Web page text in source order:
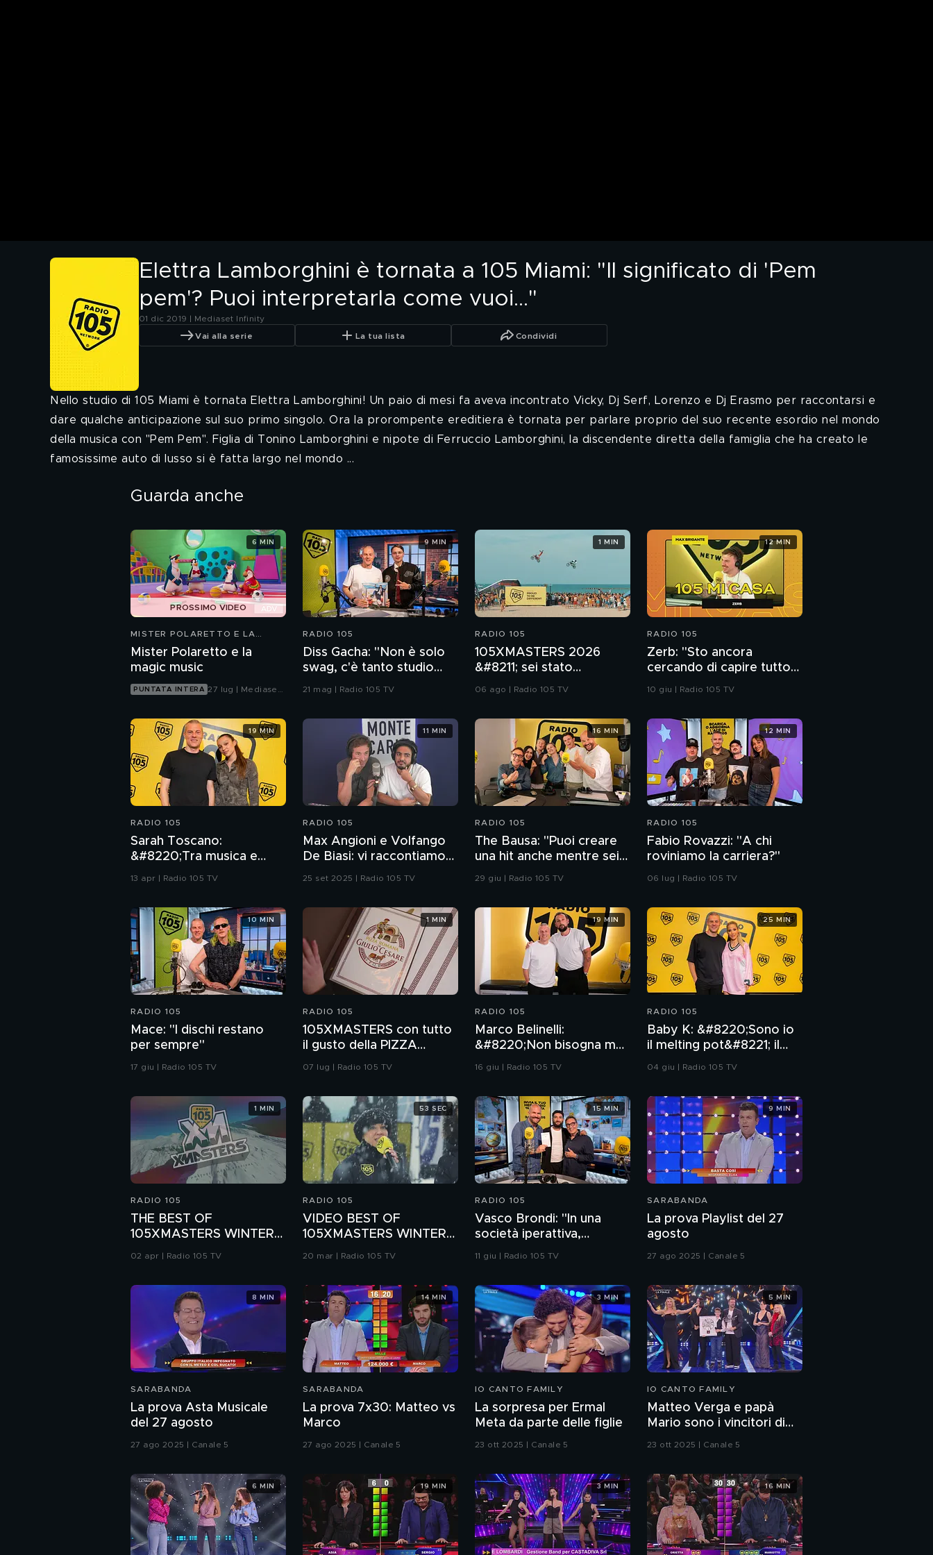
Elettra Lamborghini è tornata a 105 Miami: "Il significato di 'Pem
pem'? Puoi interpretarla come vuoi..."
01 dic 2019 | Mediaset Infinity
Vai alla serie La tua lista Condividi
Nello studio di 105 Miami è tornata Elettra Lamborghini! Un paio di mesi fa aveva incontrato Vicky, Dj Serf, Lorenzo e Dj Erasmo per raccontarsi e
dare qualche anticipazione sul suo primo singolo. Ora la prorompente ereditiera è tornata per parlare proprio del suo recente esordio nel mondo
della musica con "Pem Pem". Figlia di Tonino Lamborghini e nipote di Ferruccio Lamborghini, la discendente diretta della famiglia che ha creato le
famosissime auto di lusso si è fatta largo nel mondo ...
Guarda anche
PROSSIMO VIDEO
MISTER POLARETTO E LA
Mister Polaretto e la
magic music
PUNTATA INTERA 27 lug | Mediaset
6 MIN
RADIO 105
Diss Gacha: "Non è solo
swag, c'è tanto studio
dietro"
21 mag | Radio 105 TV
9 MIN
RADIO 105
105XMASTERS 2026
&#8211; sei stato
INDIMENTICABILE!
06 ago | Radio 105 TV
1 MIN
RADIO 105
Zerb: "Sto ancora
cercando di capire tutto
quello che mi è successo
10 giu | Radio 105 TV
12 MIN
RADIO 105
Sarah Toscano:
&#8220;Tra musica e
cinema sto scoprendo chi
13 apr | Radio 105 TV
19 MIN
RADIO 105
Max Angioni e Volfango
De Biasi: vi raccontiamo
Esprimi un desiderio
25 set 2025 | Radio 105 TV
11 MIN
RADIO 105
The Bausa: "Puoi creare
una hit anche mentre sei
in macchina"
29 giu | Radio 105 TV
16 MIN
RADIO 105
Fabio Rovazzi: "A chi
roviniamo la carriera?"
06 lug | Radio 105 TV
12 MIN
RADIO 105
Mace: "I dischi restano
per sempre"
17 giu | Radio 105 TV
10 MIN
RADIO 105
105XMASTERS con tutto
il gusto della PIZZA
ROMANA DA GIULIO
07 lug | Radio 105 TV
1 MIN
RADIO 105
Marco Belinelli:
&#8220;Non bisogna mai
mollare e continuare a
16 giu | Radio 105 TV
19 MIN
RADIO 105
Baby K: &#8220;Sono io
il melting pot&#8221; il
racconto dietro il nuovo
04 giu | Radio 105 TV
25 MIN
RADIO 105
THE BEST OF
105XMASTERS WINTER
TOUR 2026
02 apr | Radio 105 TV
1 MIN
RADIO 105
VIDEO BEST OF
105XMASTERS WINTER
TOUR 2026 | Courmayeur
20 mar | Radio 105 TV
53 SEC
RADIO 105
Vasco Brondi: "In una
società iperattiva,
fermarsi e dire di no è la
11 giu | Radio 105 TV
15 MIN
SARABANDA
La prova Playlist del 27
agosto
27 ago 2025 | Canale 5
9 MIN
SARABANDA
La prova Asta Musicale
del 27 agosto
27 ago 2025 | Canale 5
8 MIN
SARABANDA
La prova 7x30: Matteo vs
Marco
27 ago 2025 | Canale 5
14 MIN
IO CANTO FAMILY
La sorpresa per Ermal
Meta da parte delle figlie
23 ott 2025 | Canale 5
3 MIN
IO CANTO FAMILY
Matteo Verga e papà
Mario sono i vincitori di
"Io Canto Family 2025"
23 ott 2025 | Canale 5
5 MIN
6 MIN 19 MIN 3 MIN 16 MIN